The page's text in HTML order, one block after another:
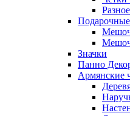
Разное
Значки
Панно
Армянские